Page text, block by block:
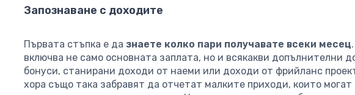
Запознаване с доходите
Първата стъпка е да знаете колко пари получавате всеки месец
включва не само основната заплата, но и всякакви допълнителни
бонуси, станирани доходи от наеми или доходи от фрийланс
хора също така забравят да отчетат малките приходи, които могат